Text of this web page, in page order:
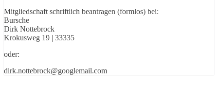
Mitgliedschaft schriftlich beantragen (formlos) bei:
Bursche
Dirk Nottebrock
Krokusweg 19 | 33335
oder:
dirk.nottebrock@googlemail.com